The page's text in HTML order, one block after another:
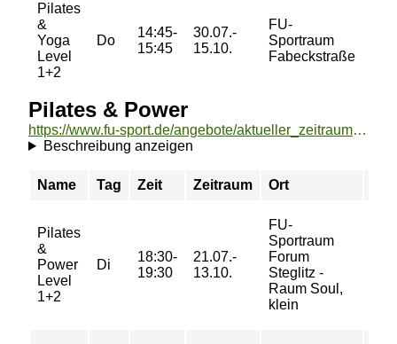
Pilates
&
Yoga
Level
1+2
Do
14:45-
15:45
30.07.-
15.10.
FU-
Sportraum
Fabeckstraße
Pilates & Power
https://www.fu-sport.de/angebote/aktueller_zeitraum/_Pilates__und__Power.html
Beschreibung anzeigen
Name Tag Zeit Zeitraum Ort
Pilates
&
Power
Level
1+2
Di
18:30-
19:30
21.07.-
13.10.
FU-
Sportraum
Forum
Steglitz -
Raum Soul,
klein